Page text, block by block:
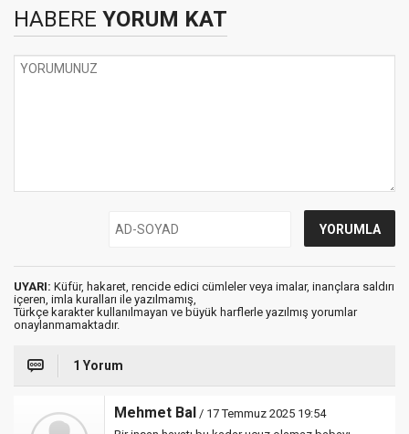
HABERE YORUM KAT
UYARI: Küfür, hakaret, rencide edici cümleler veya imalar, inançlara saldırı
içeren, imla kuralları ile yazılmamış,
Türkçe karakter kullanılmayan ve büyük harflerle yazılmış yorumlar
onaylanmamaktadır.
1 Yorum
Mehmet Bal / 17 Temmuz 2025 19:54